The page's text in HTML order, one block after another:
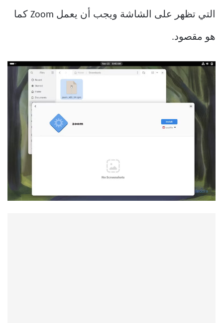
التي تظهر على الشاشة ويجب أن يعمل Zoom كما
هو مقصود.